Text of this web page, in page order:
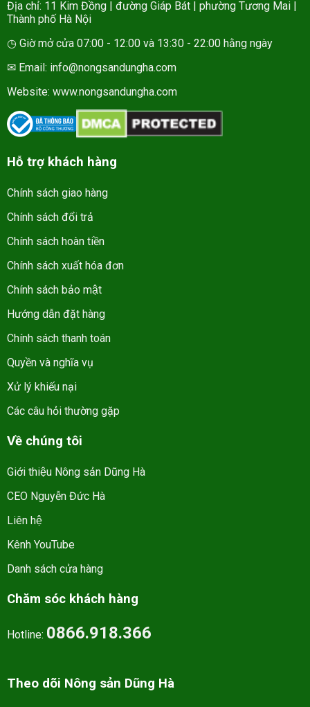
Địa chỉ: 11 Kim Đồng | đường Giáp Bát | phường Tương Mai |
Thành phố Hà Nội
◷ Giờ mở cửa 07:00 - 12:00 và 13:30 - 22:00 hằng ngày
✉ Email: info@nongsandungha.com
Website: www.nongsandungha.com
Hỗ trợ khách hàng
Chính sách giao hàng
Chính sách đổi trả
Chính sách hoàn tiền
Chính sách xuất hóa đơn
Chính sách bảo mật
Hướng dẫn đặt hàng
Chính sách thanh toán
Quyền và nghĩa vụ
Xử lý khiếu nại
Các câu hỏi thường gặp
Về chúng tôi
Giới thiệu Nông sản Dũng Hà
CEO Nguyễn Đức Hà
Liên hệ
Kênh YouTube
Danh sách cửa hàng
Chăm sóc khách hàng
Hotline: 0866.918.366
Theo dõi Nông sản Dũng Hà